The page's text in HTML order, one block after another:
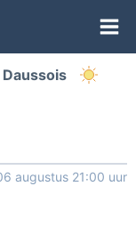
Daussois
augustus 21:00 uur